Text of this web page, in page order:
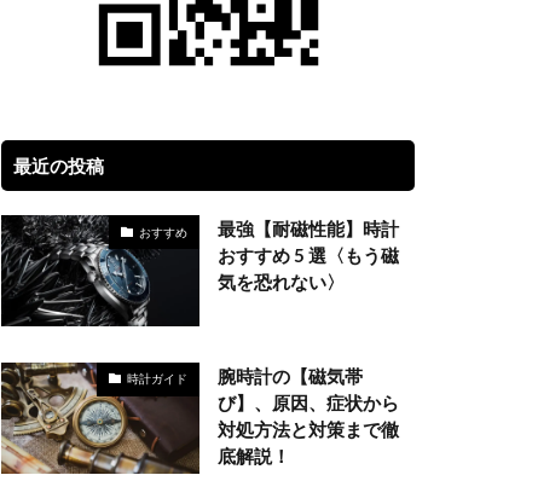
最近の投稿
おすすめ
最強【耐磁性能】時計
おすすめ 5 選〈もう磁
気を恐れない〉
時計ガイド
腕時計の【磁気帯
び】、原因、症状から
対処方法と対策まで徹
底解説！